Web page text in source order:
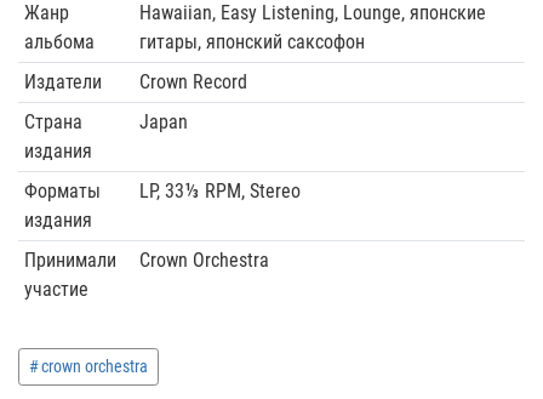
Жанр
альбома
Hawaiian, Easy Listening, Lounge, японские
гитары, японский саксофон
Издатели
Crown Record
Страна
издания
Japan
Форматы
издания
LP, 33⅓ RPM, Stereo
Принимали
участие
Crown Orchestra
crown orchestra